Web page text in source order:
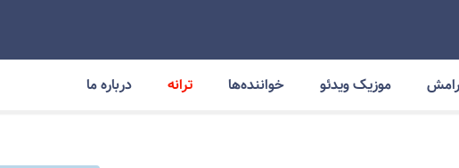
موزیک ویدئو خواننده‌ها ترانه درباره ما